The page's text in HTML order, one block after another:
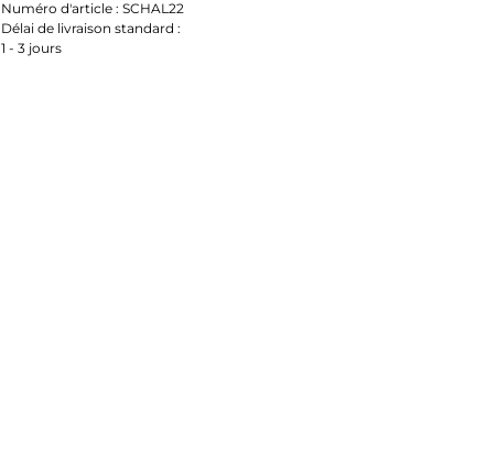
Numéro d'article : SCHAL22
Délai de livraison standard :
1 - 3 jours